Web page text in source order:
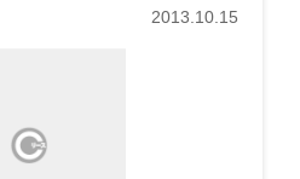
2013.10.15